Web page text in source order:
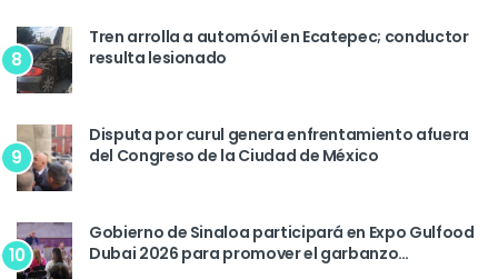
8
Tren arrolla a automóvil en Ecatepec; conductor
resulta lesionado
9
Disputa por curul genera enfrentamiento afuera
del Congreso de la Ciudad de México
10
Gobierno de Sinaloa participará en Expo Gulfood
Dubai 2026 para promover el garbanzo